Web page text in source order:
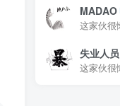
MADAO
失业人员